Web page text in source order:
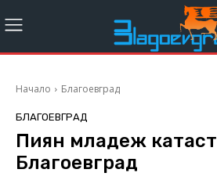
Начало Благоевград
БЛАГОЕВГРАД
Пиян младеж
Благоевград